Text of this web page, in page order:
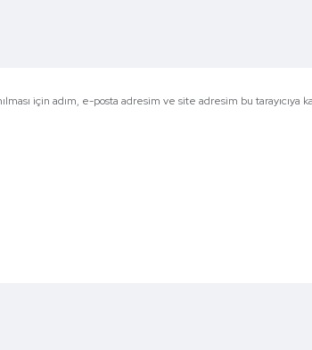
için adım, e-posta adresim ve site adresim bu tarayıcıya